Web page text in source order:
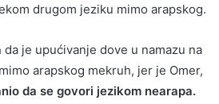
drugom jeziku mimo arapskog.
da je upućivanje dove u namazu na
arapskog mekruh, jer je Omer,
da se govori jezikom nearapa.